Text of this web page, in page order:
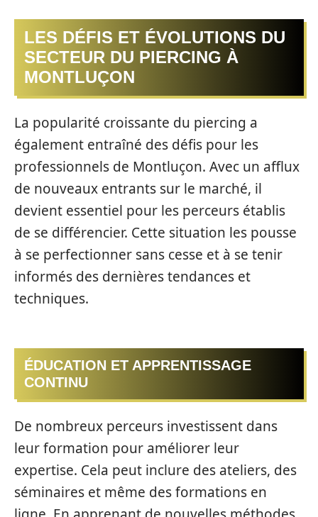
LES DÉFIS ET ÉVOLUTIONS DU
SECTEUR DU PIERCING À
MONTLUÇON
La popularité croissante du piercing a
également entraîné des défis pour les
professionnels de Montluçon. Avec un afflux
de nouveaux entrants sur le marché, il
devient essentiel pour les perceurs établis
de se différencier. Cette situation les pousse
à se perfectionner sans cesse et à se tenir
informés des dernières tendances et
techniques.
ÉDUCATION ET APPRENTISSAGE
CONTINU
De nombreux perceurs investissent dans
leur formation pour améliorer leur
expertise. Cela peut inclure des ateliers, des
séminaires et même des formations en